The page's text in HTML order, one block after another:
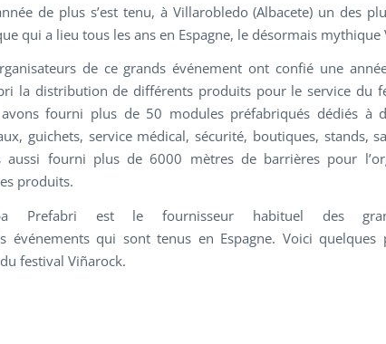
de plus s’est tenu, à Villarobledo (Albacete) un des
qui a lieu tous les ans en Espagne, le désormais mythique
de ce grands événement ont confié une
la distribution de différents produits pour le service du
fourni plus de 50 modules préfabriqués dédiés à
guichets, service médical, sécurité, boutiques, stands,
aussi fourni plus de 6000 mètres de barrières pour
produits.
Prefabri est le fournisseur habituel des
événementsqui sont tenus en Espagne. Voici quelques
festival Viñarock.